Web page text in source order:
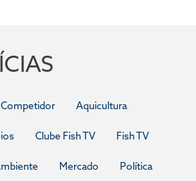
Aquicultura
Clube Fish TV Fish TV
Mercado Política